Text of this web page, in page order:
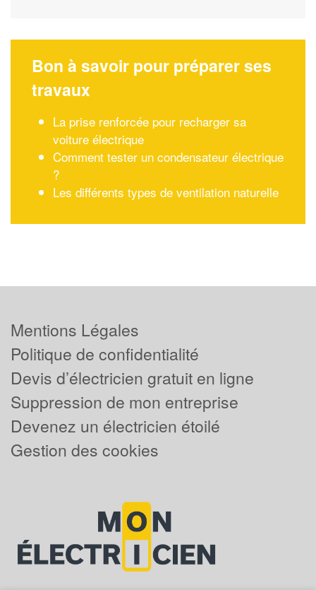
Bon à savoir pour préparer ses
travaux
La prise renforcée pour recharger sa
voiture électrique
Comment tester un condensateur électrique
?
Les différents types de ventilation naturelle
Mentions Légales
Politique de confidentialité
Devis d’électricien gratuit en ligne
Suppression de mon entreprise
Devenez un électricien étoilé
Gestion des cookies